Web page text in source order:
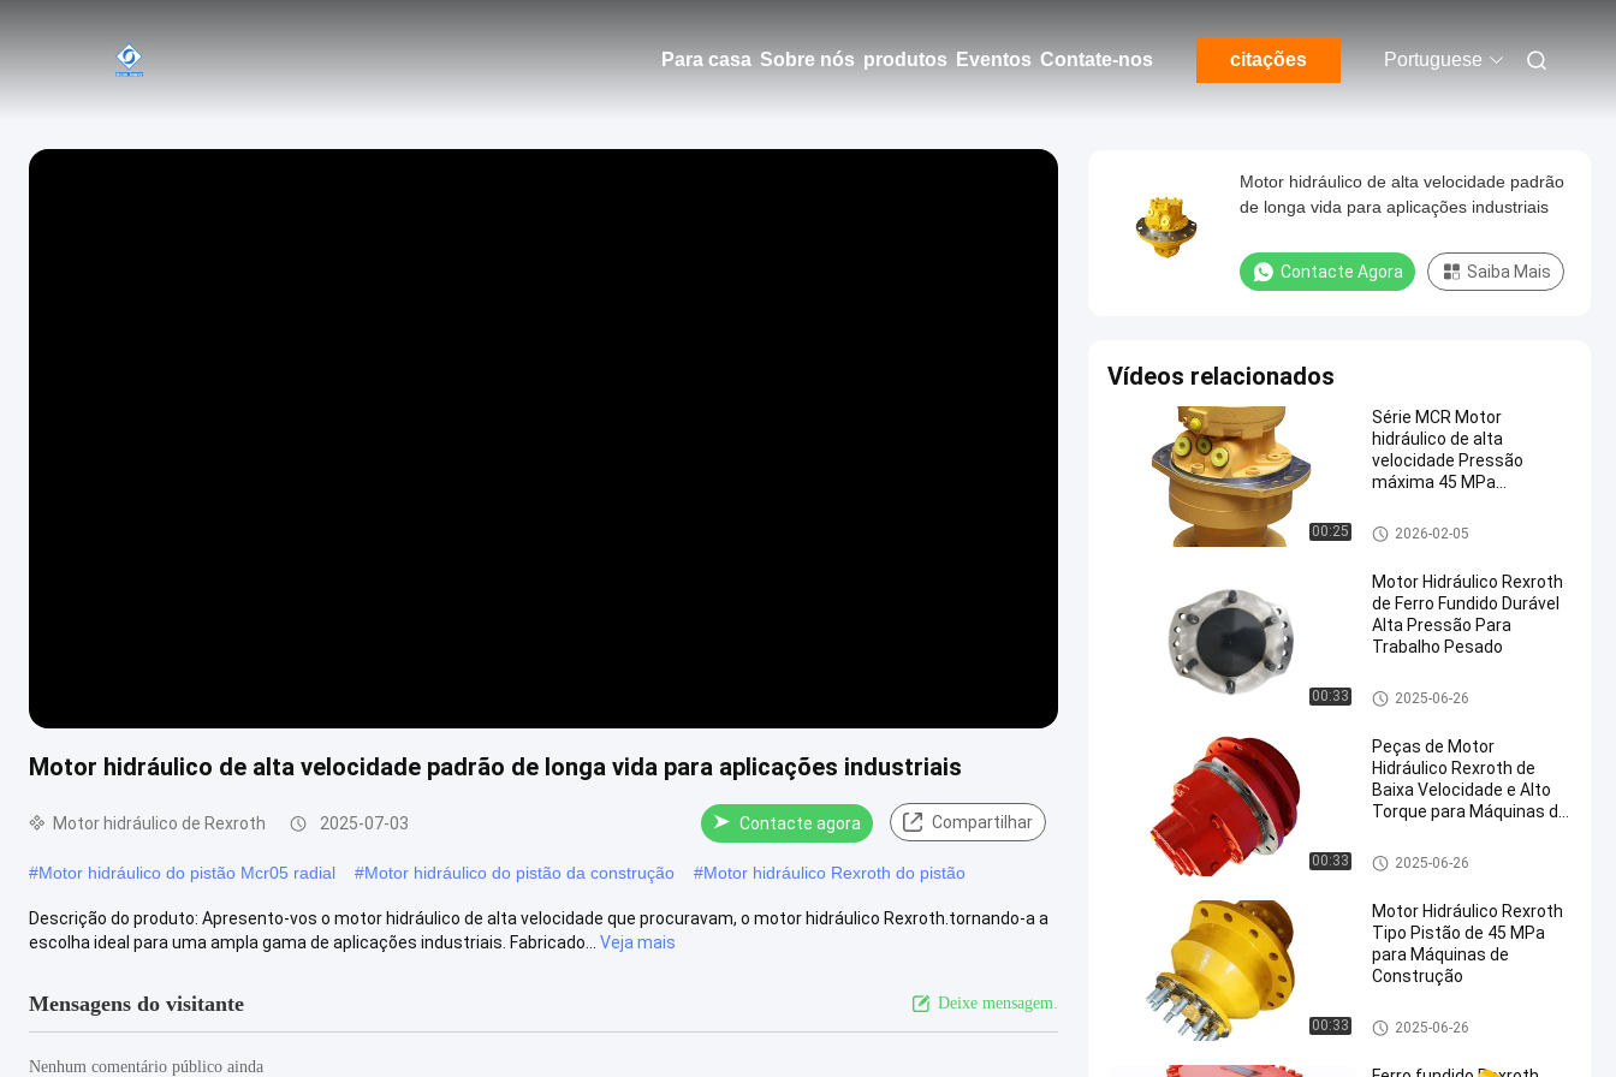
Para casa Sobre nós produtos Eventos Contate-nos citações Portuguese
Motor hidráulico de alta velocidade padrão de longa vida para aplicações industriais
Motor hidráulico de Rexroth 2025-07-03 Contacte agora Compartilhar
#Motor hidráulico do pistão Mcr05 radial #Motor hidráulico do pistão da construção #Motor hidráulico Rexroth do pistão
Descrição do produto: Apresento-vos o motor hidráulico de alta velocidade que procuravam, o motor hidráulico Rexroth.tornando-a a
escolha ideal para uma ampla gama de aplicações industriais. Fabricado...
Veja mais
Mensagens do visitante Deixe mensagem.
Nenhum comentário público ainda
Motor hidráulico de alta velocidade padrão
de longa vida para aplicações industriais
Contacte Agora Saiba Mais
Vídeos relacionados
00:25
Série MCR Motor
hidráulico de alta
velocidade Pressão
máxima 45 MPa
componentes e
acessórios hidráulicos
Motor hidráulico de Rexroth
2026-02-05
00:33
Motor Hidráulico Rexroth
de Ferro Fundido Durável
Alta Pressão Para
Trabalho Pesado
Motor hidráulico de Rexroth
2025-06-26
00:33
Peças de Motor
Hidráulico Rexroth de
Baixa Velocidade e Alto
Torque para Máquinas de
Eficiência e Desempenho
Motor hidráulico de Rexroth
2025-06-26
00:33
Motor Hidráulico Rexroth
Tipo Pistão de 45 MPa
para Máquinas de
Construção
Motor hidráulico de Rexroth
2025-06-26